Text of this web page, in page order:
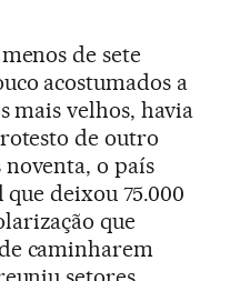
de sete
acostumados a
mais velhos, havia
de outro
o país
deixou 75.000
que
caminharem